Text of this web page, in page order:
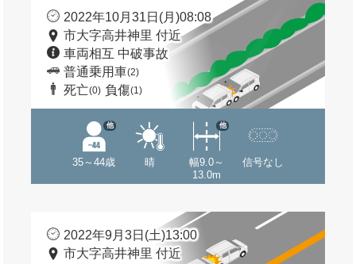
2022年10月31日(月)08:08
市大字高井神里 付近
車両相互 中破事故
普通乗用車(2)
死亡(0) 負傷(1)
35～44歳
他
晴
幅9.0～
13.0m
他
信号なし
2022年9月3日(土)13:00
市大字高井神里 付近